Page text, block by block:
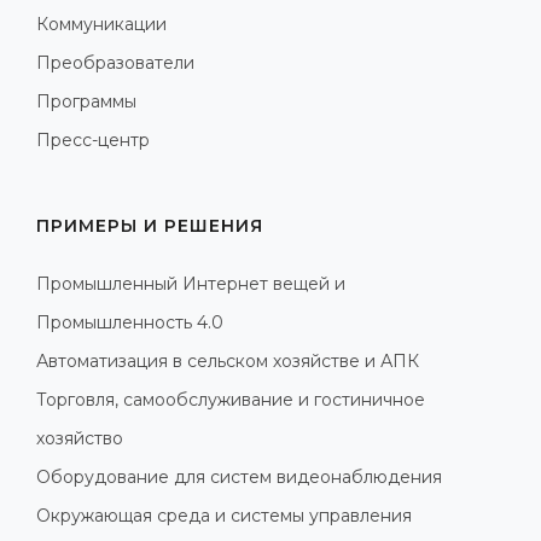
Коммуникации
Преобразователи
Программы
Пресс-центр
ПРИМЕРЫ И РЕШЕНИЯ
Промышленный Интернет вещей и
Промышленность 4.0
Автоматизация в сельском хозяйстве и АПК
Торговля, самообслуживание и гостиничное
хозяйство
Оборудование для систем видеонаблюдения
Окружающая среда и системы управления